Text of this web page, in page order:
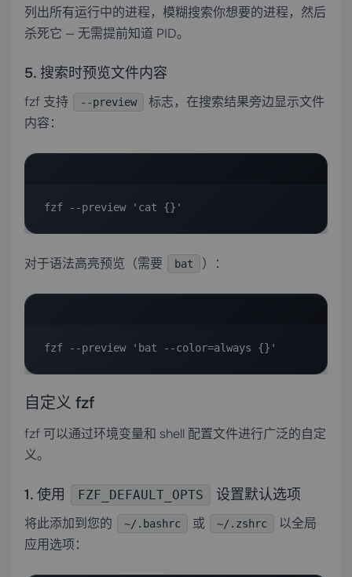
列出所有运行中的进程，模糊搜索你想要的进程，然后
杀死它 — 无需提前知道 PID。
5. 搜索时预览文件内容
fzf 支持 --preview
标志，在搜索结果旁边显示文件
内容：
fzf --preview 'cat {}'
对于语法高亮预览（需要 bat ）：
fzf --preview 'bat --color=always {}'
自定义 fzf
fzf 可以通过环境变量和 shell 配置文件进行广泛的自定
义。
1. 使用 FZF_DEFAULT_OPTS 设置默认选项
将此添加到您的 ~/.bashrc 或 ~/.zshrc
以全局
应用选项：